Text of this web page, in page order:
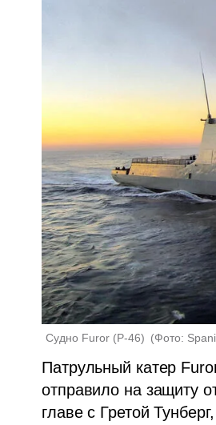
Судно Furor (P-46) (Фото:
Патрульный катер
отправило на защиту
главе с Гретой